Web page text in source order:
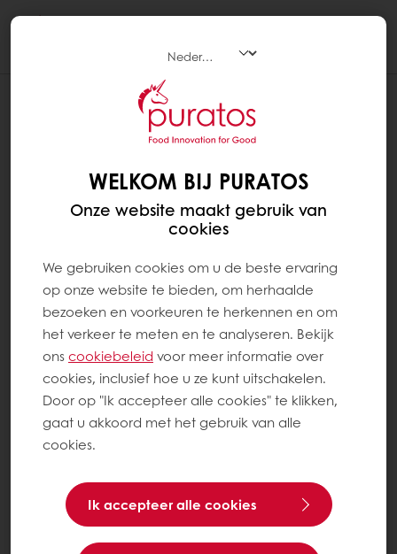
WELKOM BIJ PURATOS
Onze website maakt gebruik van
cookies
We gebruiken cookies om u de beste ervaring
op onze website te bieden, om herhaalde
bezoeken en voorkeuren te herkennen en om
het verkeer te meten en te analyseren. Bekijk
ons ​​cookiebeleid voor meer informatie over
cookies, inclusief hoe u ze kunt uitschakelen.
Door op "Ik accepteer alle cookies" te klikken,
gaat u akkoord met het gebruik van alle
cookies.
Ik accepteer alle cookies